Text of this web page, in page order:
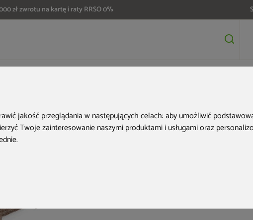
jakość przeglądania w następujących celach:aby umożliwić
Twoje zainteresowanie naszymi produktami i usługami oraz
.
zł zwrotu na kartę i raty RRSO 0%
399 zł